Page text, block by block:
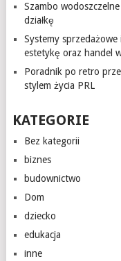
Szambo
działkę
Systemy
estetykę oraz handel
Poradnik po retro
stylem życia PRL
KATEGORIE
Bez kategorii
biznes
budownictwo
Dom
dziecko
edukacja
inne